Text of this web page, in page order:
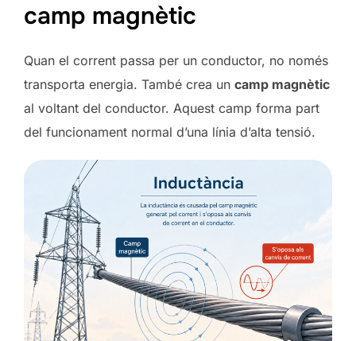
camp magnètic
Quan el corrent passa per un conductor, no només
transporta energia. També crea un camp magnètic
al voltant del conductor. Aquest camp forma part
del funcionament normal d’una línia d’alta tensió.